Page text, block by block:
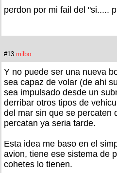
perdon por mi fail del "si.....
#13 milbo
Y no puede ser una nueva
sea capaz de volar (de ahi
sea impulsado desde un
derribar otros tipos de
del mar sin que se percaten
percatan ya seria tarde.
Esta idea me baso en el
avion, tiene ese sistema de
cohetes lo tienen.